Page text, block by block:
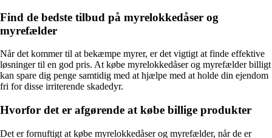
Find de bedste tilbud på myrelokkedåser og
myrefælder
Når det kommer til at bekæmpe myrer, er det vigtigt at finde effektive
løsninger til en god pris. At købe myrelokkedåser og myrefælder billigt
kan spare dig penge samtidig med at hjælpe med at holde din ejendom
fri for disse irriterende skadedyr.
Hvorfor det er afgørende at købe billige produkter
Det er fornuftigt at købe myrelokkedåser og myrefælder, når de er